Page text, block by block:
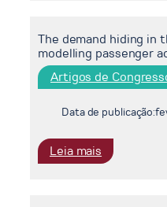
integrated
models
in
The
case
The demand hiding in
modelling passenger
Artigos de
Data de publicação:
Leia mais
The